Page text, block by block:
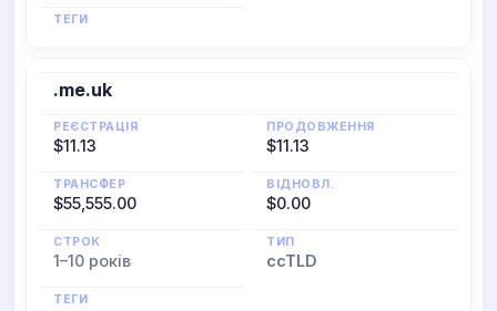
ТЕГИ
.me.uk
РЕЄСТРАЦІЯ
$11.13
ПРОДОВЖЕННЯ
$11.13
ТРАНСФЕР
$55,555.00
ВІДНОВЛ.
$0.00
СТРОК
1–10 років
ТИП
ccTLD
ТЕГИ